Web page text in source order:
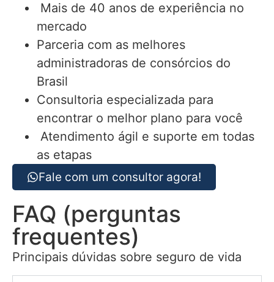
Mais de 40 anos de experiência no
mercado
Parceria com as melhores
administradoras de consórcios do
Brasil
Consultoria especializada para
encontrar o melhor plano para você
Atendimento ágil e suporte em todas
as etapas
Fale com um consultor agora!
FAQ (perguntas
frequentes)
Principais dúvidas sobre seguro de vida